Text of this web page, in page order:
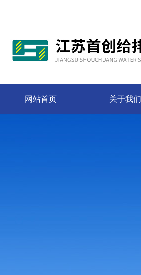
网站首页 关于我们